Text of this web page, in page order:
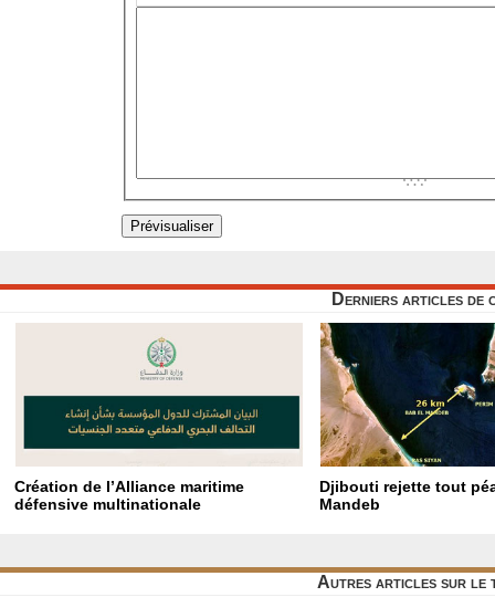
Derniers articles de
Création de l’Alliance maritime
défensive multinationale
Djibouti rejette tout
Mandeb
Autres articles sur le